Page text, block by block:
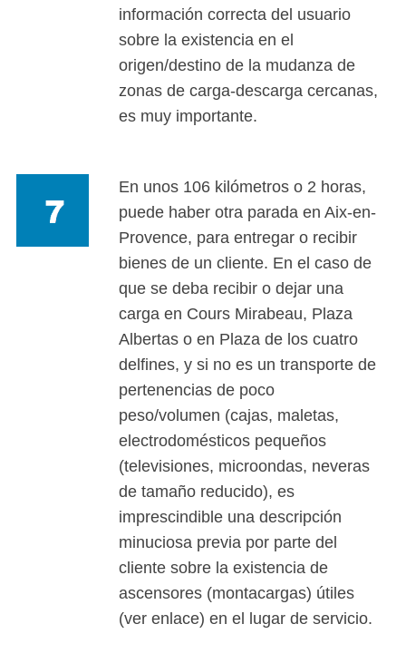
información correcta del usuario
sobre la existencia en el
origen/destino de la mudanza de
zonas de carga-descarga cercanas,
es muy importante.
En unos 106 kilómetros o 2 horas,
puede haber otra parada en Aix-en-
Provence, para entregar o recibir
bienes de un cliente. En el caso de
que se deba recibir o dejar una
carga en Cours Mirabeau, Plaza
Albertas o en Plaza de los cuatro
delfines, y si no es un transporte de
pertenencias de poco
peso/volumen (cajas, maletas,
electrodomésticos pequeños
(televisiones, microondas, neveras
de tamaño reducido), es
imprescindible una descripción
minuciosa previa por parte del
cliente sobre la existencia de
ascensores (montacargas) útiles
(ver enlace) en el lugar de servicio.